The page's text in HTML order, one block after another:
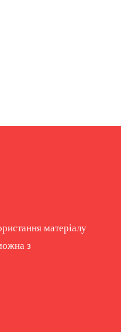
матеріалу
з